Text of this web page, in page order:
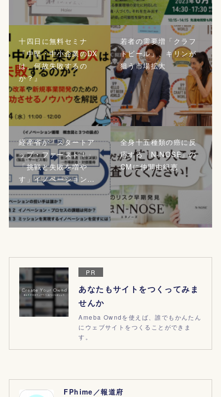
十四日に無料セミナ
『中堅・中小企業のDX
は、何故失敗するの
か？』
若者の需要増「クラフ
トビール」、キリンが
狙う市場拡大
経産省が「スタートア
ップ・ファースト！」
「挑戦と失敗を増や
す」イノベーション…
全身十五種類の癌に反
応する『N-NOSE』の
CMに仲間由紀恵
PR
あなたもサイトをつくってみま
せんか
Ameba Owndを使えば、誰でもかんたん
にウェブサイトをつくることができま
す。
FPhime／報道府